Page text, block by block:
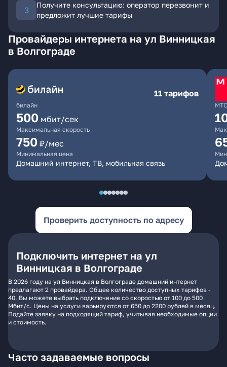
Получите консультацию: оператор перезвонит и
предложит лучшие тарифы
Провайдеры интернета на ул Винницкая
в Волгограде
билайн
11 тарифов
500 мбит/сек
Максимальная скорость
750 ₽/мес
Минимальная цена
Домашний интернет, ТВ, мобильная связь
МТС
Проверить доступность по адресу
Подключить интернет на ул
Винницкая в Волгограде
В 2026 году на ул Винницкая в Волгограде домашний интернет
предлагают 2 провайдера. Общее количество доступных тарифов -
40. Вы можете выбрать подключение со скоростью от 100 до 500
Мбит/с. Цены на услуги варьируются от 650 до 2200 рублей в месяц.
Подайте заявку на подходящий тариф, учитывая необходимые опции
и стоимость.
Часто задаваемые вопросы